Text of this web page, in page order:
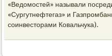
«Ведомостей» называли
«Сургутнефтегаз» и
соинвесторами Ковальчука).